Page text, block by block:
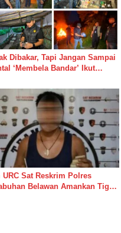
Dibakar, Tapi Jangan Sampai
‘Membela Bandar’ Ikut
URC Sat Reskrim Polres
Belawan Amankan Tiga